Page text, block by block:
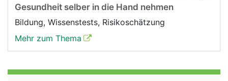
Gesundheit selber in die Hand nehmen
Bildung, Wissenstests, Risikoschätzung
Mehr zum Thema